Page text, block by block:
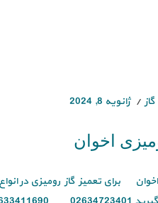
ژانویه 8, 2024
اخوان
برای تعمیز گاز رومیزی در